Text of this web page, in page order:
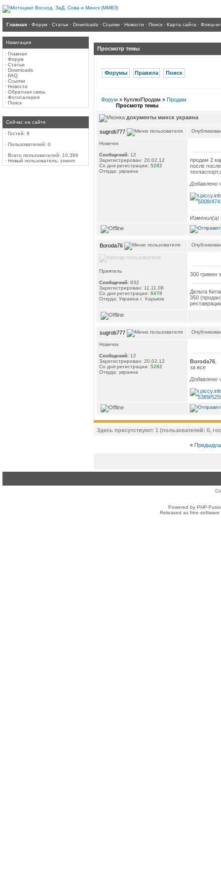
Главная · Форум · Статьи · Downloads · Ссылки · Новости · Поиск · Карта сайта · Флеш-
Навигация
· Главная
· Форум
· Статьи
· Downloads
· FAQ
· Ссылки
· Новости
· Обратная связь
· Фотогалерея
· Поиск
Сейчас на сайте
· Гостей: 8
· Пользователей: 0
· Всего пользователей: 10,366
· Новый пользователь: zxwvm
Просмотр темы
Форумы Правила Поиск
Форум » Куплю/Продам » Продам
Просмотр темы
документы минск украина
sugrob777
Новичок
Сообщений: 12
Зарегистрирован: 20.02.12
Со дня регистрации: 5282
Откуда: украина
продам 2
после
Добавлено
Изменил(а)
Boroda76
Приятель
Сообщений: 832
Зарегистрирован: 11.11.08
Со дня регистрации: 6478
Откуда: Украина г. Харьков
300 гривен
Дельта
350
sugrob777
Новичок
Сообщений: 12
Зарегистрирован: 20.02.12
Со дня регистрации: 5282
Откуда: украина
Boroda76
за все
Добавлено
Здесь присутствуют: 1 (пользователей: 0,
«
Powered by PHP-
Released as free